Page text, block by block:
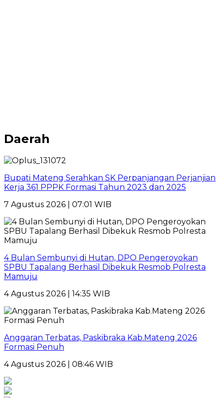
Daerah
Bupati Mateng Serahkan SK Perpanjangan Perjanjian
Kerja 361 PPPK Formasi Tahun 2023 dan 2025
7 Agustus 2026 | 07:01 WIB
4 Bulan Sembunyi di Hutan, DPO Pengeroyokan
SPBU Tapalang Berhasil Dibekuk Resmob Polresta
Mamuju
4 Agustus 2026 | 14:35 WIB
Anggaran Terbatas, Paskibraka Kab.Mateng 2026
Formasi Penuh
4 Agustus 2026 | 08:46 WIB